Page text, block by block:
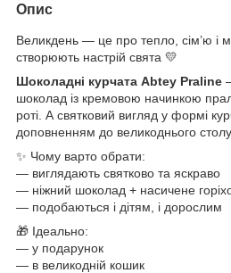
Опис
Великдень — це про тепло, сім’ю і
створюють настрій свята 💛
Шоколадні курчата Abtey Praline
шоколад із кремовою начинкою
роті. А святковий вигляд у формі
доповненням до великоднього столу.
✨ Чому варто обрати:
— виглядають святково та яскраво
— ніжний шоколад + насичене
— подобаються і дітям, і дорослим
🎁 Ідеально:
— у подарунок
— в великодній кошик